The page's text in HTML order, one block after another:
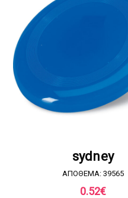
ΖΗΤΗΣΤΕsydney
ΑΠΟΘΕΜΑ: 39565
0.52€